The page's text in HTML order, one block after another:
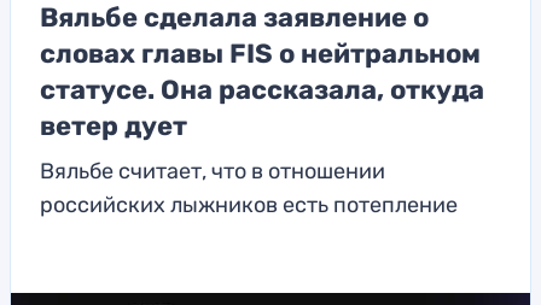
Вяльбе сделала заявление о
словах главы FIS о нейтральном
статусе. Она рассказала, откуда
ветер дует
Вяльбе считает, что в отношении
российских лыжников есть потепление